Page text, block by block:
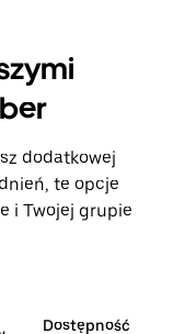
dodatkowej
te opcje
i Twojej grupie
Dostępność